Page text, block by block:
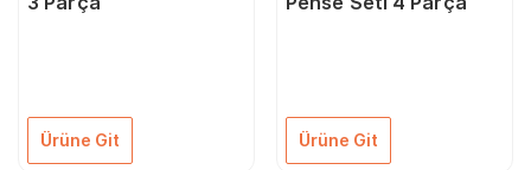
Ürüne Git Ürüne Git